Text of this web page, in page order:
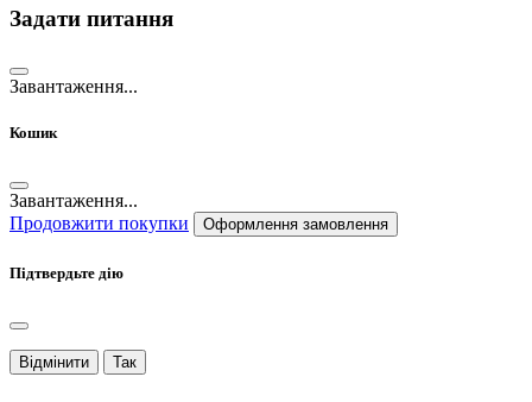
Задати питання
Завантаження...
Кошик
Завантаження...
Продовжити покупки
Оформлення замовлення
Підтвердьте дію
Відмінити Так